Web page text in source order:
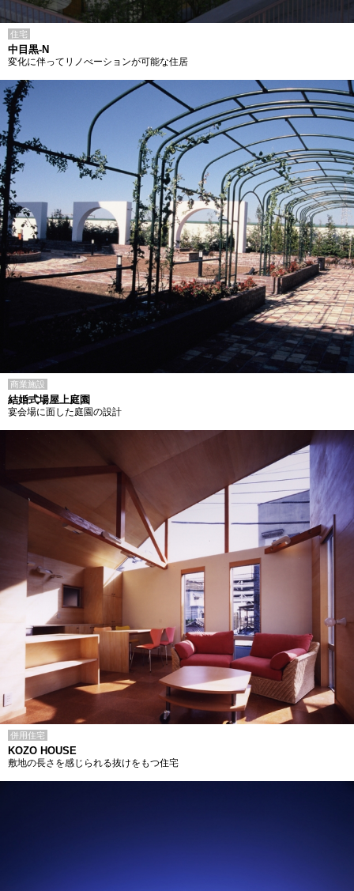
住宅
中目黒-N
変化に伴ってリノべーションが可能な住居
商業施設
結婚式場屋上庭園
宴会場に面した庭園の設計
併用住宅
KOZO HOUSE
敷地の長さを感じられる抜けをもつ住宅